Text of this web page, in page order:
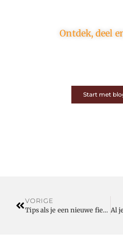
Ontdek, deel
Start met
VORIGE
Tips als je een nieuwe fiets gaat kopen